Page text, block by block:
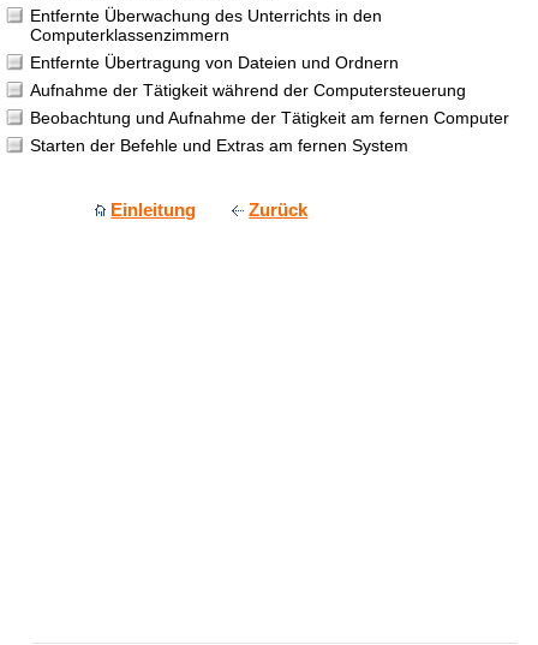
Entfernte Überwachung des Unterrichts in den
Computerklassenzimmern
Entfernte Übertragung von Dateien und Ordnern
Aufnahme der Tätigkeit während der Computersteuerung
Beobachtung und Aufnahme der Tätigkeit am fernen Computer
Starten der Befehle und Extras am fernen System
Einleitung Zurück